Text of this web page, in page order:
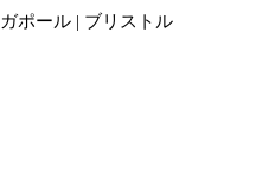
ポール | ブリストル